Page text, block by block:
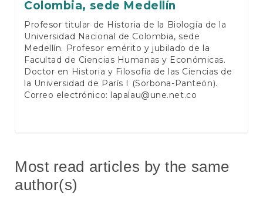
Colombia, sede Medellín
Profesor titular de Historia de la Biología de la
Universidad Nacional de Colombia, sede
Medellín. Profesor emérito y jubilado de la
Facultad de Ciencias Humanas y Económicas.
Doctor en Historia y Filosofía de las Ciencias de
la Universidad de París I (Sorbona-Panteón).
Correo electrónico: lapalau@une.net.co
Most read articles by the same
author(s)